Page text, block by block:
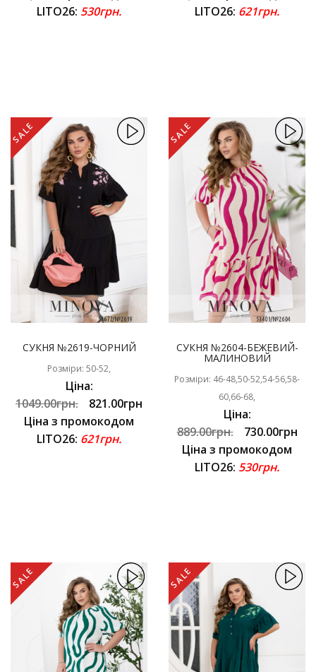
LITO26: 530грн.
LITO26: 621грн.
SALE
СУКНЯ №2619-ЧОРНИЙ
Розміри: 50-52,
Ціна:
1049.00грн.
821.00грн
Ціна з промокодом
LITO26: 621грн.
SALE
СУКНЯ №2604-БЕЖЕВИЙ-
МАЛИНОВИЙ
Розміри: 46-48,50-52,54-56,58-
60,66-68,
Ціна:
889.00грн.
730.00грн
Ціна з промокодом
LITO26: 530грн.
SALE SALE